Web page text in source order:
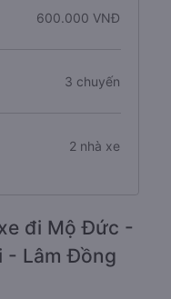
600.000 VNĐ
3 chuyến
2 nhà xe
đi Mộ Đức -
- Lâm Đồng